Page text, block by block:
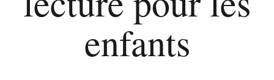
enfants